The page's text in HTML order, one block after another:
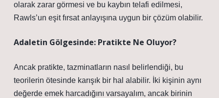
olarak zarar görmesi ve bu kaybın telafi edilmesi,
Rawls’un eşit fırsat anlayışına uygun bir çözüm olabilir.
Adaletin Gölgesinde: Pratikte Ne Oluyor?
Ancak pratikte, tazminatların nasıl belirlendiği, bu
teorilerin ötesinde karışık bir hal alabilir. İki kişinin aynı
değerde emek harcadığını varsayalım, ancak birinin